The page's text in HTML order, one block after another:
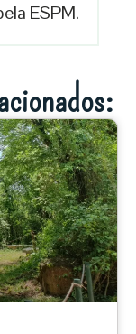
ESPM.